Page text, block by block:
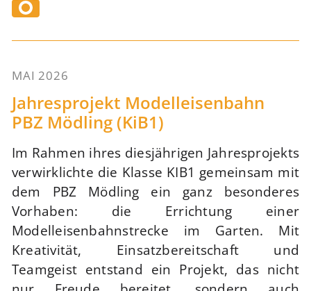
MAI 2026
Jahresprojekt Modelleisenbahn
PBZ Mödling (KiB1)
Im Rahmen ihres diesjährigen Jahresprojekts
verwirklichte die Klasse KIB1 gemeinsam mit
dem PBZ Mödling ein ganz besonderes
Vorhaben: die Errichtung einer
Modelleisenbahnstrecke im Garten. Mit
Kreativität, Einsatzbereitschaft und
Teamgeist entstand ein Projekt, das nicht